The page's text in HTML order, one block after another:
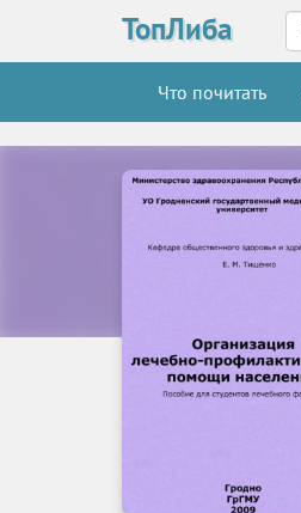
ТопЛиба
Что почитать